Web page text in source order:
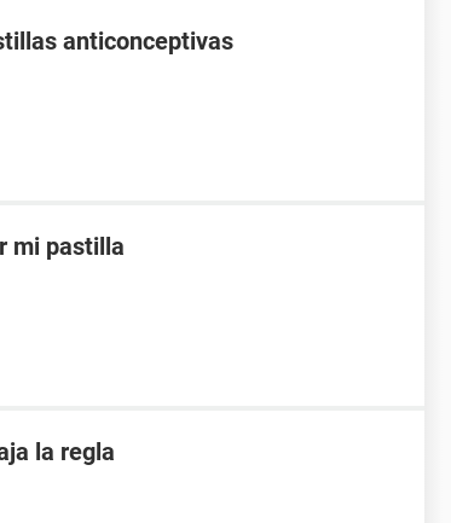
anticonceptivas
mi pastilla
la regla